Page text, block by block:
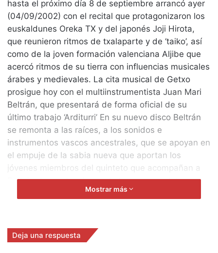
hasta el próximo día 8 de septiembre arrancó ayer
(04/09/2002) con el recital que protagonizaron los
euskaldunes Oreka TX y del japonés Joji Hirota,
que reunieron ritmos de txalaparte y de ‘taiko’, así
como de la joven formación valenciana Aljibe que
acercó ritmos de su tierra con influencias musicales
árabes y medievales. La cita musical de Getxo
prosigue hoy con el multiinstrumentista Juan Mari
Beltrán, que presentará de forma oficial de su
último trabajo ‘Arditurri’ En su nuevo disco Beltrán
se remonta a las raíces, a los sonidos e
instrumentos vascos ancestrales, que se apoyan en
el empuje de la sabia nueva que aportan los
jóvenes miembros del quinteto que acompañan a
Beltrán. Las actuaciones de hoy se completan con
la presencia de los segovianos Folk Free, formación
asturianos Llangres, así como con la presencia de
los irlandeses
Mostrar más
Deja una respuesta